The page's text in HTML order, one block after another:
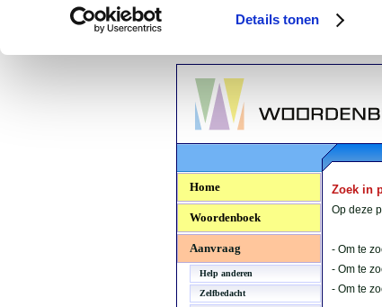
Details tonen
Woordenboek.NU
Home
Woordenboek
Aanvraag
Help anderen
Zelfbedacht
Zoek in
Op deze
- Om te
- Om te
- Om te